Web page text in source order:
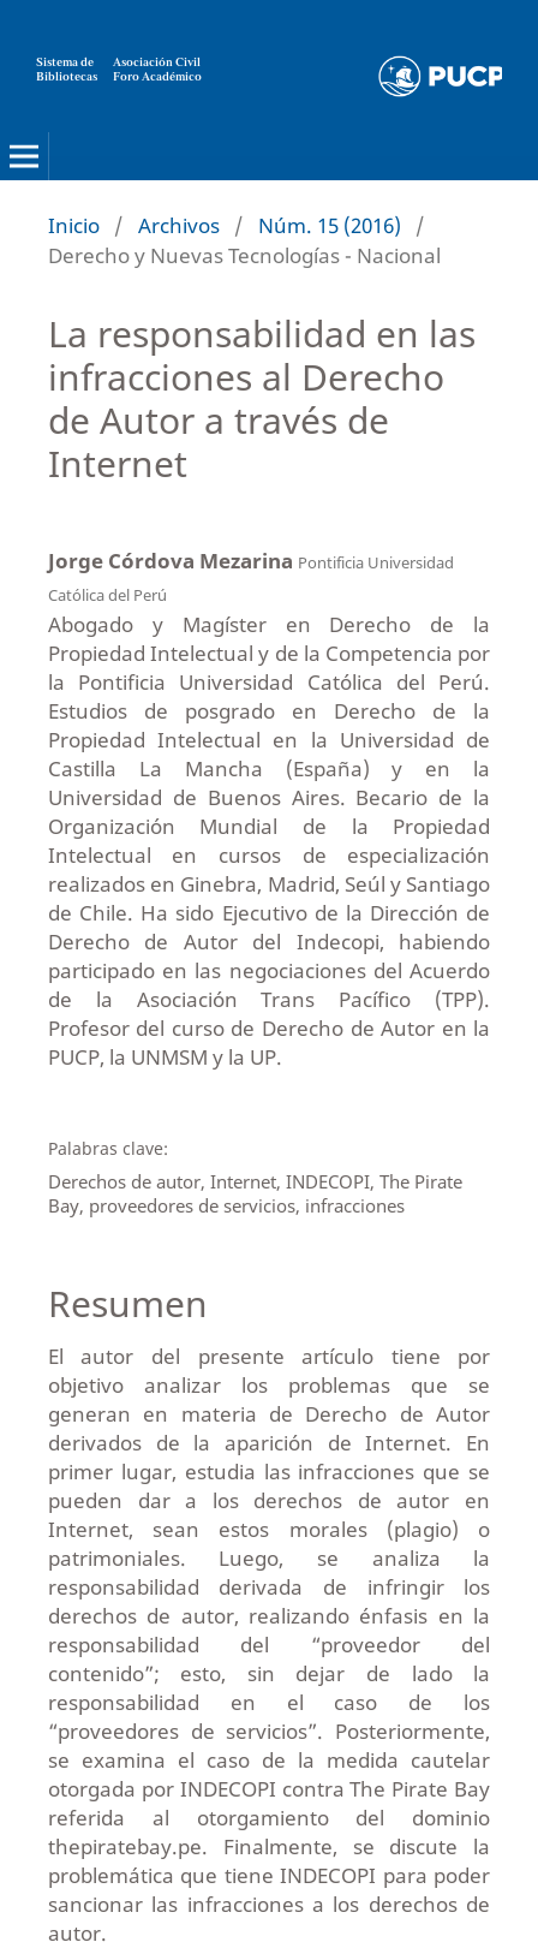
Sistema de
Bibliotecas
Asociación Civil
Foro Académico
Inicio / Archivos / Núm. 15 (2016)
/
Derecho y Nuevas Tecnologías - Nacional
La responsabilidad en las
infracciones al Derecho
de Autor a través de
Internet
Jorge Córdova Mezarina Pontificia Universidad
Católica del Perú
Abogado y Magíster en Derecho de la
Propiedad Intelectual y de la Competencia por
la Pontificia Universidad Católica del Perú.
Estudios de posgrado en Derecho de la
Propiedad Intelectual en la Universidad de
Castilla La Mancha (España) y en la
Universidad de Buenos Aires. Becario de la
Organización Mundial de la Propiedad
Intelectual en cursos de especialización
realizados en Ginebra, Madrid, Seúl y Santiago
de Chile. Ha sido Ejecutivo de la Dirección de
Derecho de Autor del Indecopi, habiendo
participado en las negociaciones del Acuerdo
de la Asociación Trans Pacífico (TPP).
Profesor del curso de Derecho de Autor en la
PUCP, la UNMSM y la UP.
Palabras clave:
Derechos de autor, Internet, INDECOPI, The Pirate
Bay, proveedores de servicios, infracciones
Resumen
El autor del presente artículo tiene por
objetivo analizar los problemas que se
generan en materia de Derecho de Autor
derivados de la aparición de Internet. En
primer lugar, estudia las infracciones que se
pueden dar a los derechos de autor en
Internet, sean estos morales (plagio) o
patrimoniales. Luego, se analiza la
responsabilidad derivada de infringir los
derechos de autor, realizando énfasis en la
responsabilidad del “proveedor del
contenido”; esto, sin dejar de lado la
responsabilidad en el caso de los
“proveedores de servicios”. Posteriormente,
se examina el caso de la medida cautelar
otorgada por INDECOPI contra The Pirate Bay
referida al otorgamiento del dominio
thepiratebay.pe. Finalmente, se discute la
problemática que tiene INDECOPI para poder
sancionar las infracciones a los derechos de
autor.